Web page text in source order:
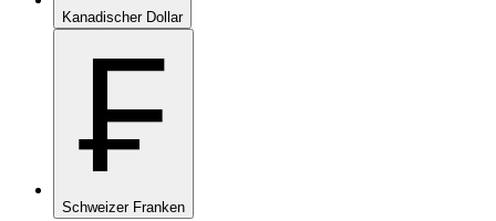
Kanadischer Dollar
₣
Schweizer Franken